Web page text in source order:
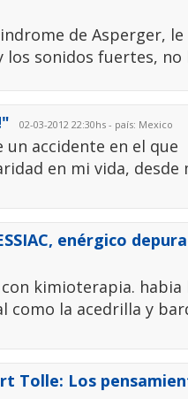
de Asperger, le
sonidos fuertes, no
02-03-2012 22:30hs - país: Mexico
accidente en el que
en mi vida, desde
enérgico
kimioterapia. habia
como la acedrilla y
Tolle: Los